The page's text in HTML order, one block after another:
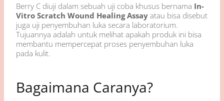
Berry C diuji dalam sebuah uji coba khusus bernama In-
Vitro Scratch Wound Healing Assay atau bisa disebut
juga uji penyembuhan luka secara laboratorium.
Tujuannya adalah untuk melihat apakah produk ini bisa
membantu mempercepat proses penyembuhan luka
pada kulit.
Bagaimana Caranya?